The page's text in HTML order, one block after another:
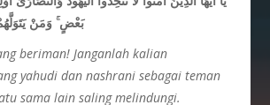
بَعْضٍۚوَمَنْ
beriman! Janganlah kalian
yahudi dan nashrani sebagai teman
sama lain saling melindungi.